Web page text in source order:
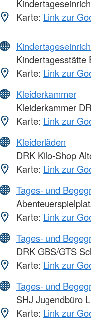
Karte: Link zur
Kindertagesstätte
Karte: Link zur
Kleiderkammer
Kleiderkammer
Karte: Link zur
Kleiderläden
DRK Kilo-Shop
Karte: Link zur
Tages- und
Karte: Link zur
Tages- und
DRK GBS/GTS
Karte: Link zur
Tages- und
SHJ Jugendbüro
Karte: Link zur